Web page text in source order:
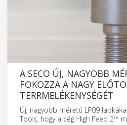
A SECO ÚJ, NAGYOBB
FOKOZZA A NAGY
TERRMELÉKENYSÉGÉT
Új, nagyobb méretű LP09
Tools, hogy a cég High Feed 2™